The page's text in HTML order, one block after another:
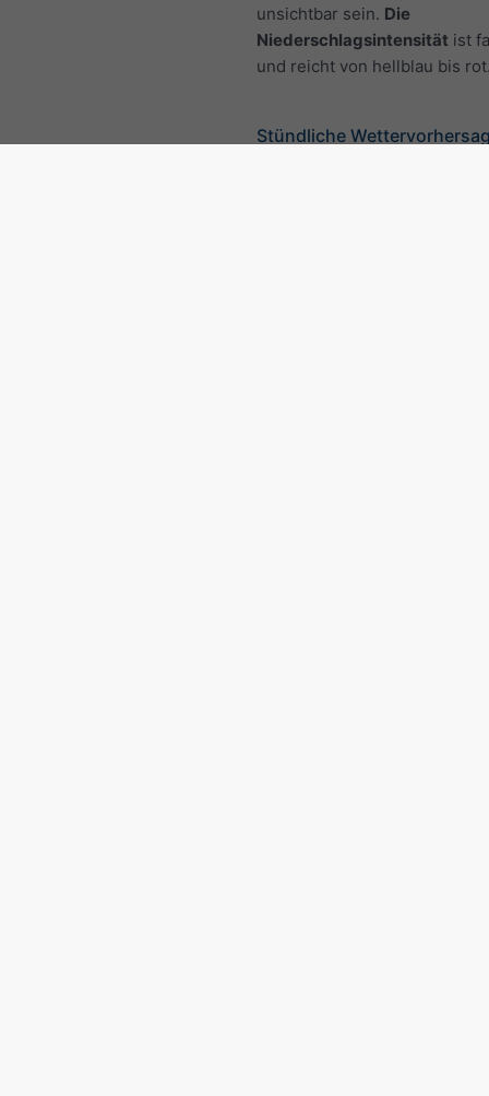
unsichtbar sein. Die
Niederschlagsintensität ist
und reicht von hellblau bis
Stündliche